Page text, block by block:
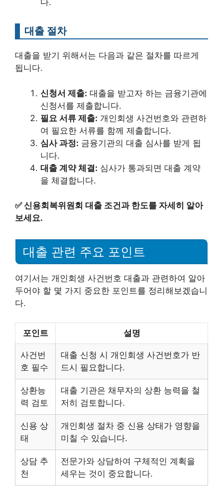
다.
대출 절차
대출을 받기 위해서는 다음과 같은 절차를 따르게
됩니다.
신청서 제출: 대출을 받고자 하는 금융기관에
신청서를 제출합니다.
필요 서류 제출: 개인회생 사건번호와 관련하
여 필요한 서류를 함께 제출합니다.
심사 과정: 금융기관의 대출 심사를 받게 됩
니다.
대출 계약 체결: 심사가 통과되면 대출 계약
을 체결합니다.
✅신용회복위원회 대출 조건과 한도를 자세히 알아
보세요.
대출 관련 주요 포인트
여기서는 개인회생 사건번호 대출과 관련하여 알아
두어야 할 몇 가지 중요한 포인트를 정리해보겠습니
다.
포인트 설명
사건번
호 필수
대출 신청 시 개인회생 사건번호가 반
드시 필요합니다.
상환능
력 검토
대출 기관은 채무자의 상환 능력을 철
저히 검토합니다.
신용 상
태
개인회생 절차 중 신용 상태가 영향을
미칠 수 있습니다.
상담 추
천
전문가와 상담하여 구체적인 계획을
세우는 것이 중요합니다.